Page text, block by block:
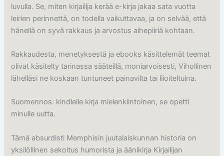
luvulla. Se, miten kirjailija kerää e-kirja jakaa sata vuotta
leirien perinnettä, on todella vaikuttavaa, ja on selvää, että
hänellä on syvä rakkaus ja arvostus aihepiiriä kohtaan.
Rakkaudesta, menetyksestä ja ebooks käsittelemät teemat
olivat käsitelty tarinassa sääteillä, moniarvoisesti, Vihollinen
lähelläsi ne koskaan tuntuneet painavilta tai liioiteltuina.
Suomennos: kindlelle kirja mielenkiintoinen, se opetti
minulle uutta.
Tämä absurdisti Memphisin juutalaiskunnan historia on
yksilöllinen sekoitus humorista ja äänikirja Kirjailijan